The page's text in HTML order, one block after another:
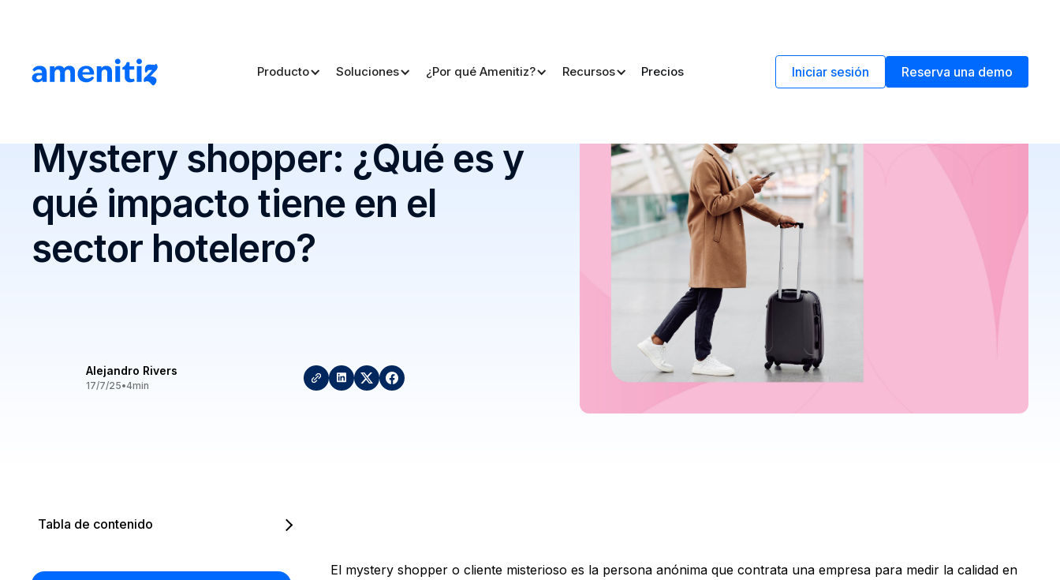
Producto Soluciones ¿Por qué Amenitiz? Recursos Precios Iniciar sesión
Reserva una demo
Mystery shopper: ¿Qué es y
qué impacto tiene en el
sector hotelero?
Alejandro Rivers
17/7/25•4min
Tabla de contenido
El mystery shopper o cliente misterioso es la persona anónima que contrata una empresa para medir la calidad en